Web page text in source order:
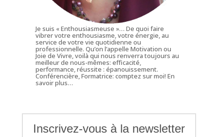
Je suis « Enthousiasmeuse »… De quoi faire
vibrer votre enthousiasme, votre énergie, au
service de votre vie quotidienne ou
professionnelle. Qu’on l’appelle Motivation ou
Joie de Vivre, voilà qui nous renverra toujours au
meilleur de nous-mêmes: efficacité,
performance, réussite : épanouissement.
Conférencière, Formatrice: comptez sur moi!En
savoir plus…
Inscrivez-vous à la newsletter